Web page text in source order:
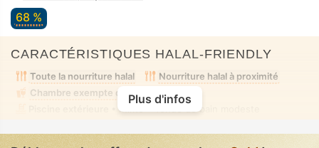
68 %
CARACTÉRISTIQUES HALAL-FRIENDLY
Toute la nourriture halal
Nourriture halal à proximité
Chambre exempte d'alcool
• Mixte • Tenue de bain modeste
Plus d'infos